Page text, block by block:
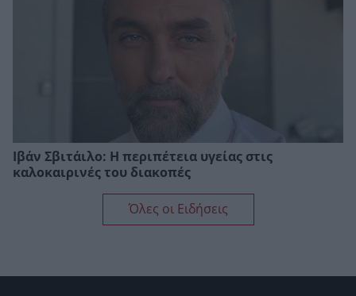
Ιβάν Σβιτάιλο: Η περιπέτεια υγείας στις
καλοκαιρινές του διακοπές
Όλες οι Ειδήσεις